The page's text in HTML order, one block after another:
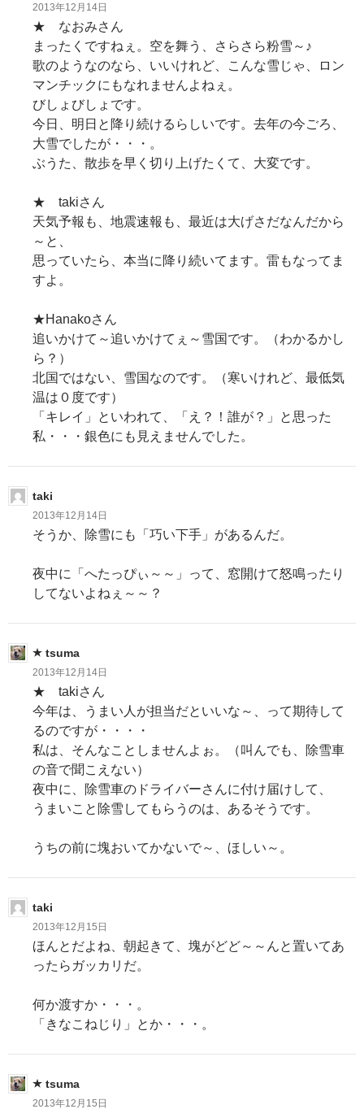
2013年12月14日
★ なおみさん
まったくですねぇ。空を舞う、さらさら粉雪～♪
歌のようなのなら、いいけれど、こんな雪じゃ、ロン
マンチックにもなれませんよねぇ。
びしょびしょです。
今日、明日と降り続けるらしいです。去年の今ごろ、
大雪でしたが・・・。
ぶうた、散歩を早く切り上げたくて、大変です。
★ takiさん
天気予報も、地震速報も、最近は大げさだなんだから
～と、
思っていたら、本当に降り続いてます。雷もなってま
すよ。
★Hanakoさん
追いかけて～追いかけてぇ～雪国です。（わかるかし
ら？）
北国ではない、雪国なのです。（寒いけれど、最低気
温は０度です）
「キレイ」といわれて、「え？！誰が？」と思った
私・・・銀色にも見えませんでした。
taki
2013年12月14日
そうか、除雪にも「巧い下手」があるんだ。
夜中に「へたっぴぃ～～」って、窓開けて怒鳴ったり
してないよねぇ～～？
tsuma
2013年12月14日
★ takiさん
今年は、うまい人が担当だといいな～、って期待して
るのですが・・・・
私は、そんなことしませんよぉ。（叫んでも、除雪車
の音で聞こえない）
夜中に、除雪車のドライバーさんに付け届けして、
うまいこと除雪してもらうのは、あるそうです。
うちの前に塊おいてかないで～、ほしい～。
taki
2013年12月15日
ほんとだよね、朝起きて、塊がどど～～んと置いてあ
ったらガッカリだ。
何か渡すか・・・。
「きなこねじり」とか・・・。
tsuma
2013年12月15日